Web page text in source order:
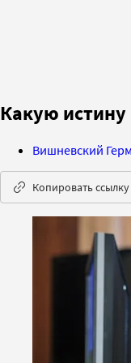
Какую
Вишневский
Копировать ссылку